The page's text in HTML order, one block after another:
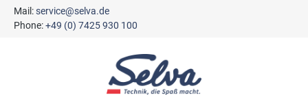
content
Mail:service@selva.de
Phone:+49 (0) 7425 930 100